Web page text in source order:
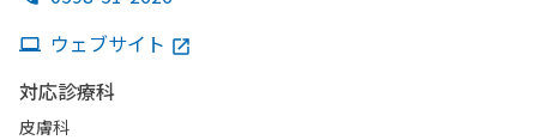
ウェブサイト
対応診療科
皮膚科